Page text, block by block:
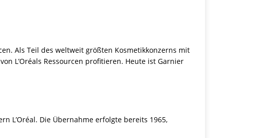
Als Teil des weltweit größten Kosmetikkonzerns mit
L’Oréals Ressourcen profitieren. Heute ist Garnier
L’Oréal. Die Übernahme erfolgte bereits 1965,